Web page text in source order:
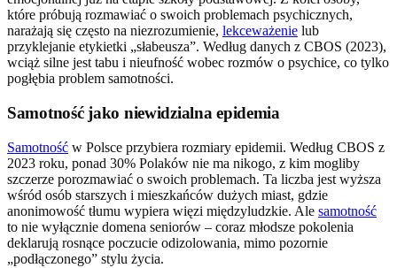
które próbują rozmawiać o swoich problemach psychicznych,
narażają się często na niezrozumienie, lekceważenie lub
przyklejanie etykietki „słabeusza”. Według danych z CBOS (2023),
wciąż silne jest tabu i nieufność wobec rozmów o psychice, co tylko
pogłębia problem samotności.
Samotność jako niewidzialna epidemia
Samotność w Polsce przybiera rozmiary epidemii. Według CBOS z
2023 roku, ponad 30% Polaków nie ma nikogo, z kim mogliby
szczerze porozmawiać o swoich problemach. Ta liczba jest wyższa
wśród osób starszych i mieszkańców dużych miast, gdzie
anonimowość tłumu wypiera więzi międzyludzkie. Ale samotność
to nie wyłącznie domena seniorów – coraz młodsze pokolenia
deklarują rosnące poczucie odizolowania, mimo pozornie
„podłączonego” stylu życia.